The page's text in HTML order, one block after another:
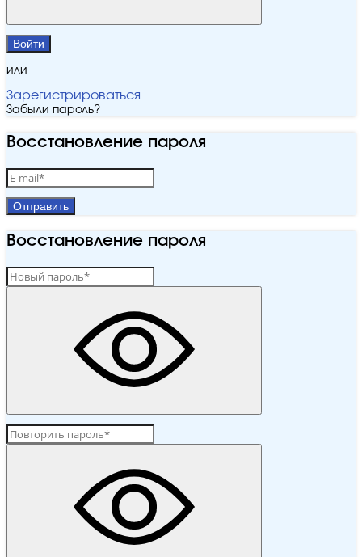
Войти
или
Зарегистрироваться
Забыли пароль?
Восстановление пароля
Отправить
Восстановление пароля